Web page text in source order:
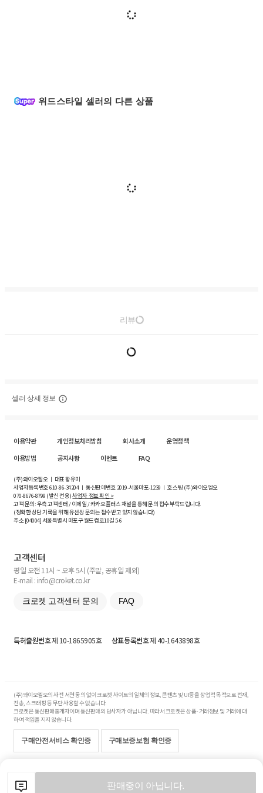
판매중이 아닙니다.
위드스타일 셀러의 다른 상품
리뷰
셀러 상세 정보
이용약관 개인정보처리방침 회사소개
운영정책
이용방법
공지사항 이벤트 FAQ
(주)와이오엘오 ㅣ 대표 황유미
사업자등록번호610-86-34204ㅣ 통신판매번호 2019-서울마포-1239 ㅣ 호스팅 (주)와이오엘오
070-8676-8799 (발신 전용)사업자 정보 확인 >
고객 문의: 우측 고객센터 / 이메일 / 카카오플러스 채널을 통해 문의 접수 부탁드립니다.
(정확한 상담 기록을 위해 유선상 문의는 접수받고 있지 않습니다)
주소 [04004] 서울특별시 마포구 월드컵로10길5-6
고객센터
평일 오전 11시 ~ 오후 5시 (주말, 공휴일 제외)
E-mail : info@croket.co.kr
크로켓 고객센터 문의 FAQ
특허출원번호제 10-1865905호 상표등록번호제 40-1643898호
(주)와이오엘오의 사전 서면 동의 없이 크로켓 사이트의 일체의 정보, 콘텐츠 및 UI등을 상업적 목적으로 전재,
전송, 스크래핑 등 무단 사용할 수 없습니다.
크로켓은 통신판매중개자이며 통신판매의 당사자가 아닙니다. 따라서 크로켓은 상품·거래정보 및 거래에 대
하여 책임을 지지 않습니다.
구매안전서비스 확인증 구매보증보험 확인증